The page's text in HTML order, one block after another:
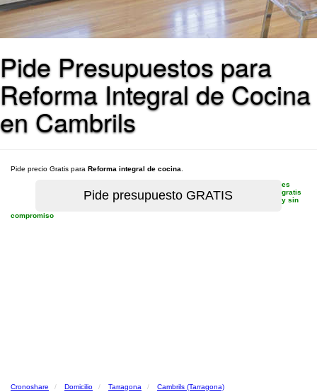
Pide Presupuestos para
Reforma Integral de Cocina
en Cambrils
Pide precio Gratis para Reforma integral de cocina
es
gratis
y sin
compromiso
Cronoshare Domicilio Tarragona
Cambrils (Tarragona)